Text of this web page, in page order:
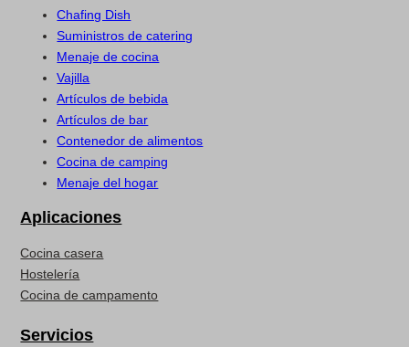
Chafing Dish
Suministros de catering
Menaje de cocina
Vajilla
Artículos de bebida
Artículos de bar
Contenedor de alimentos
Cocina de camping
Menaje del hogar
Aplicaciones
Cocina casera
Hostelería
Cocina de campamento
Servicios